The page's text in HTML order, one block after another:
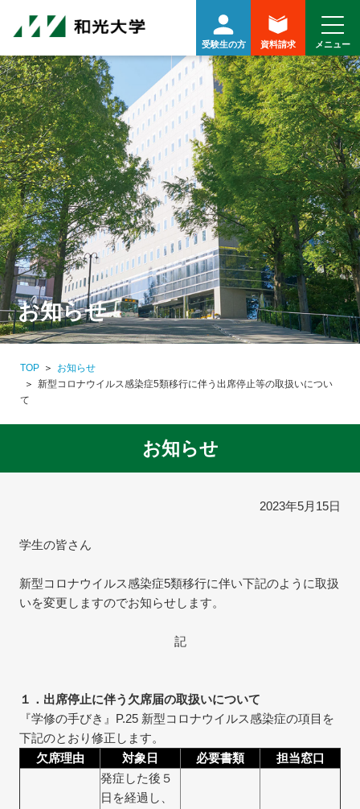
受験生の方 資料請求
お知らせ
TOP
お知らせ
新型コロナウイルス感染症5類移行に伴う出席停止等の取扱いについ
て
お知らせ
2023年5月15日
学生の皆さん
新型コロナウイルス感染症5類移行に伴い下記のように取扱
いを変更しますのでお知らせします。
記
１．出席停止に伴う欠席届の取扱いについて
『学修の手びき』P.25 新型コロナウイルス感染症の項目を
下記のとおり修正します。
欠席理由
対象日 必要書類 担当窓口
発症した後５
日を経過し、